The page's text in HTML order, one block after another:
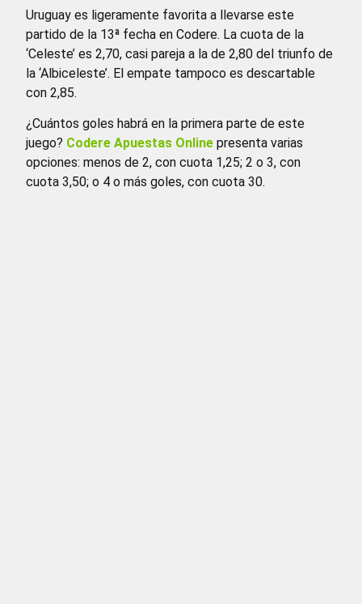
Uruguay es ligeramente favorita a llevarse este
partido de la 13ª fecha en Codere. La cuota de la
‘Celeste’ es 2,70, casi pareja a la de 2,80 del triunfo de
la ‘Albiceleste’. El empate tampoco es descartable
con 2,85.
¿Cuántos goles habrá en la primera parte de este
juego? Codere Apuestas Online presenta varias
opciones: menos de 2, con cuota 1,25; 2 o 3, con
cuota 3,50; o 4 o más goles, con cuota 30.